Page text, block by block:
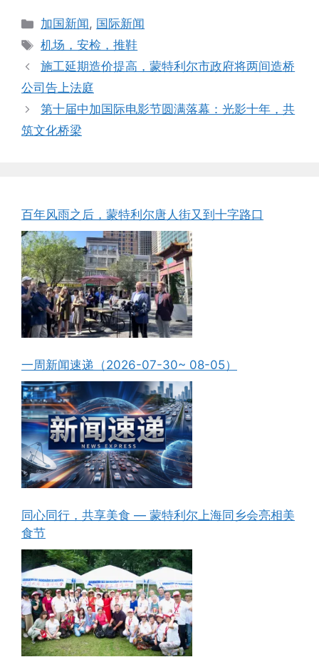
Categories
加国新闻, 国际新闻
Tags
机场，安检，推鞋
施工延期造价提高，蒙特利尔市政府将两间造桥
公司告上法庭
第十届中加国际电影节圆满落幕：光影十年，共
筑文化桥梁
百年风雨之后，蒙特利尔唐人街又到十字路口
一周新闻速递（2026-07-30~ 08-05）
同心同行，共享美食 — 蒙特利尔上海同乡会亮相美
食节